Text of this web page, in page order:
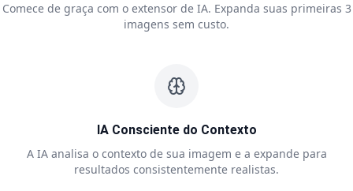
Comece de graça com o extensor de IA. Expanda suas primeiras 3
imagens sem custo.
IA Consciente do Contexto
A IA analisa o contexto de sua imagem e a expande para
resultados consistentemente realistas.